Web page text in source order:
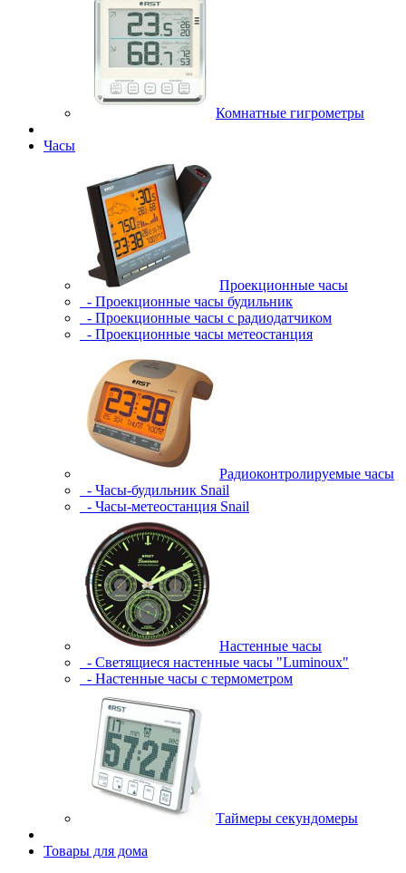
Комнатные гигрометры
Часы
Проекционные часы
- Проекционные часы будильник
- Проекционные часы с радиодатчиком
- Проекционные часы метеостанция
Радиоконтролируемые часы
- Часы-будильник Snail
- Часы-метеостанция Snail
Настенные часы
- Светящиеся настенные часы "Luminoux"
- Настенные часы с термометром
Таймеры секундомеры
Товары для дома